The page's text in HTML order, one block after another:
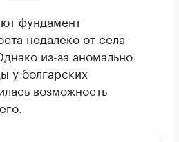
фундамент
недалеко от села
из-за аномально
у болгарских
возможность